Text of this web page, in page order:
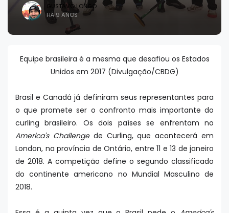
GUSTAVO LONGO
HÁ 9 ANOS
Equipe brasileira é a mesma que desafiou os Estados
Unidos em 2017 (Divulgação/CBDG)
Brasil e Canadá já definiram seus representantes para
o que promete ser o confronto mais importante do
curling brasileiro. Os dois países se enfrentam no
America's Challenge de Curling, que acontecerá em
London, na província de Ontário, entre 11 e 13 de janeiro
de 2018. A competição define o segundo classificado
do continente americano no Mundial Masculino de
2018.